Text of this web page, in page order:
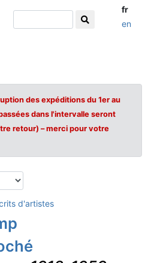
fr
en
des expéditions du 1er au
dans l'intervalle seront
retour) – merci pour votre
d'artistes